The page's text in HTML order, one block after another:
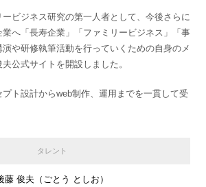
ービジネス研究の第一人者として、今後さらに
業へ「長寿企業」「ファミリービジネス」「事
や研修執筆活動を行っていくための自身のメ
公式サイトを開設しました。
ト設計からweb制作、運用までを一貫して受
タレント
藤 俊夫（ごとう としお）